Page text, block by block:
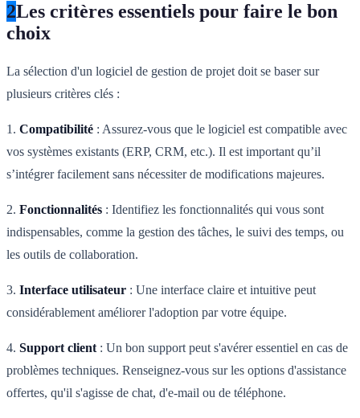
2Les critères essentiels pour faire le bon
choix
La sélection d'un logiciel de gestion de projet doit se baser sur
plusieurs critères clés :
1. Compatibilité : Assurez-vous que le logiciel est compatible avec
vos systèmes existants (ERP, CRM, etc.). Il est important qu’il
s’intégrer facilement sans nécessiter de modifications majeures.
2. Fonctionnalités : Identifiez les fonctionnalités qui vous sont
indispensables, comme la gestion des tâches, le suivi des temps, ou
les outils de collaboration.
3. Interface utilisateur : Une interface claire et intuitive peut
considérablement améliorer l'adoption par votre équipe.
4. Support client : Un bon support peut s'avérer essentiel en cas de
problèmes techniques. Renseignez-vous sur les options d'assistance
offertes, qu'il s'agisse de chat, d'e-mail ou de téléphone.